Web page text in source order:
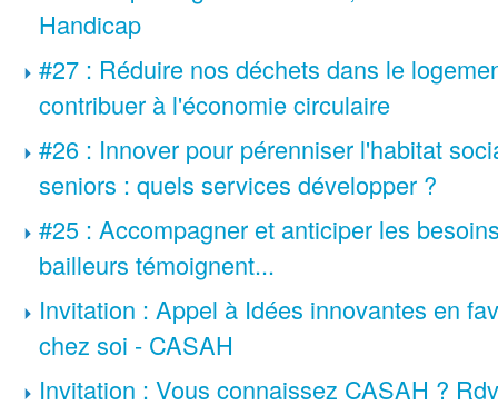
Handicap
#27 : Réduire nos déchets dans le
contribuer à l'économie circulaire
#26 : Innover pour pérenniser l'habitat
seniors : quels services développer ?
#25 : Accompagner et anticiper les
bailleurs témoignent...
Invitation : Appel à Idées innovantes en
chez soi - CASAH
Invitation : Vous connaissez CASAH ?